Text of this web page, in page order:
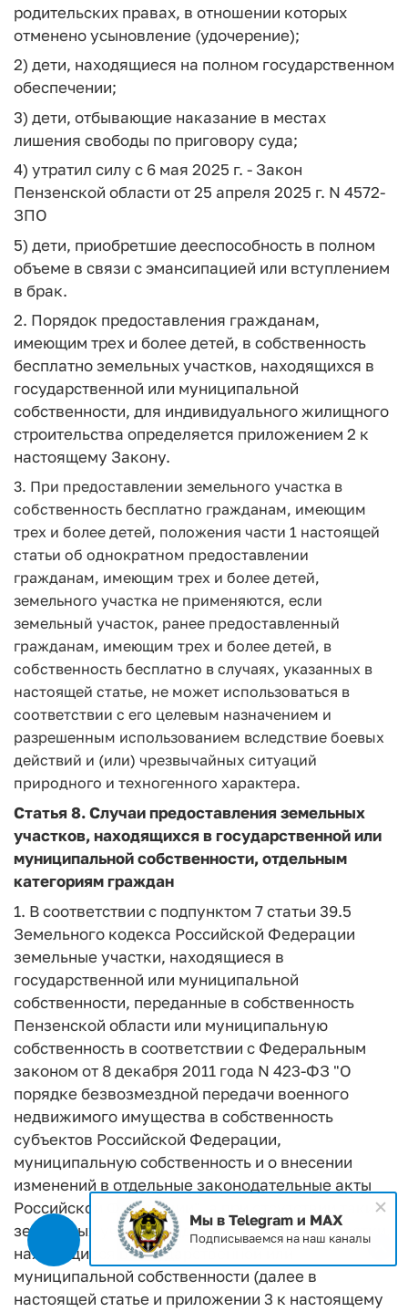
родительских правах, в отношении которых
отменено усыновление (удочерение);
2) дети, находящиеся на полном государственном
обеспечении;
3) дети, отбывающие наказание в местах
лишения свободы по приговору суда;
4) утратил силу с 6 мая 2025 г. - Закон
Пензенской области от 25 апреля 2025 г. N 4572-
ЗПО
5) дети, приобретшие дееспособность в полном
объеме в связи с эмансипацией или вступлением
в брак.
2. Порядок предоставления гражданам,
имеющим трех и более детей, в собственность
бесплатно земельных участков, находящихся в
государственной или муниципальной
собственности, для индивидуального жилищного
строительства определяется приложением 2 к
настоящему Закону.
3. При предоставлении земельного участка в
собственность бесплатно гражданам, имеющим
трех и более детей, положения части 1 настоящей
статьи об однократном предоставлении
гражданам, имеющим трех и более детей,
земельного участка не применяются, если
земельный участок, ранее предоставленный
гражданам, имеющим трех и более детей, в
собственность бесплатно в случаях, указанных в
настоящей статье, не может использоваться в
соответствии с его целевым назначением и
разрешенным использованием вследствие боевых
действий и (или) чрезвычайных ситуаций
природного и техногенного характера.
Статья 8.Случаи предоставления земельных
участков, находящихся в государственной или
муниципальной собственности, отдельным
категориям граждан
1. В соответствии с подпунктом 7 статьи 39.5
Земельного кодекса Российской Федерации
земельные участки, находящиеся в
государственной или муниципальной
собственности, переданные в собственность
Пензенской области или муниципальную
собственность в соответствии с Федеральным
законом от 8 декабря 2011 года N 423-ФЗ "О
порядке безвозмездной передачи военного
недвижимого имущества в собственность
субъектов Российской Федерации,
муниципальную собственность и о внесении
изменений в отдельные законодательные акты
Российской Федерации", а при отсутствии таких
земельных участков - другие земельные участки,
находящиеся в государственной или
муниципальной собственности (далее в
настоящей статье и приложении 3 к настоящему
Мы в Telegram и MAX
Подписываемся на наш каналы